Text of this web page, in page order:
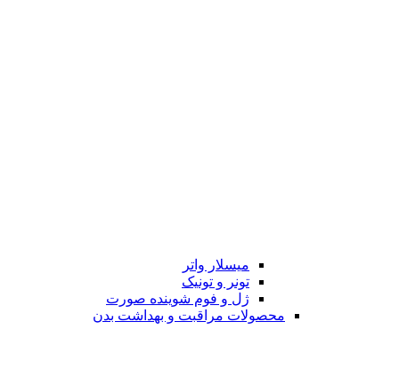
میسلار واتر
تونر و تونیک
ژل و فوم شوینده صورت
محصولات مراقبت و بهداشت بدن